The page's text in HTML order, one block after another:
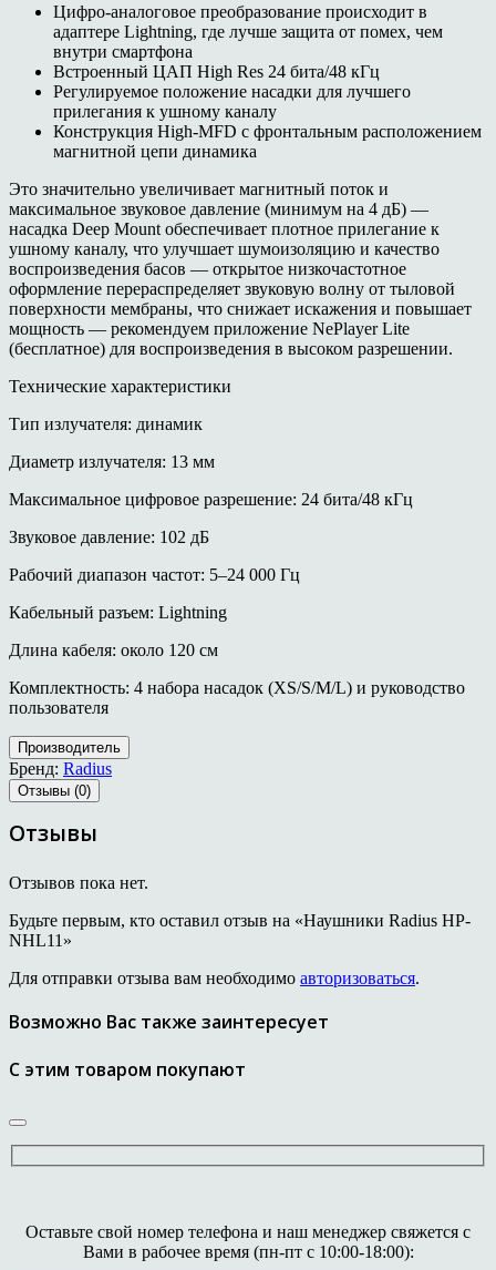
Цифро-аналоговое преобразование происходит в
адаптере Lightning, где лучше защита от помех, чем
внутри смартфона
Встроенный ЦАП High Res 24 бита/48 кГц
Регулируемое положение насадки для лучшего
прилегания к ушному каналу
Конструкция High-MFD с фронтальным расположением
магнитной цепи динамика
Это значительно увеличивает магнитный поток и
максимальное звуковое давление (минимум на 4 дБ) —
насадка Deep Mount обеспечивает плотное прилегание к
ушному каналу, что улучшает шумоизоляцию и качество
воспроизведения басов — открытое низкочастотное
оформление перераспределяет звуковую волну от тыловой
поверхности мембраны, что снижает искажения и повышает
мощность — рекомендуем приложение NePlayer Lite
(бесплатное) для воспроизведения в высоком разрешении.
Технические характеристики
Тип излучателя: динамик
Диаметр излучателя: 13 мм
Максимальное цифровое разрешение: 24 бита/48 кГц
Звуковое давление: 102 дБ
Рабочий диапазон частот: 5–24 000 Гц
Кабельный разъем: Lightning
Длина кабеля: около 120 см
Комплектность: 4 набора насадок (XS/S/M/L) и руководство
пользователя
Производитель
Бренд: Radius
Отзывы (0)
Отзывы
Отзывов пока нет.
Будьте первым, кто оставил отзыв на «Наушники Radius HP-
NHL11»
Для отправки отзыва вам необходимо авторизоваться.
Возможно Вас также заинтересует
С этим товаром покупают
Оставьте свой номер телефона и наш менеджер свяжется с
Вами в рабочее время (пн-пт с 10:00-18:00):